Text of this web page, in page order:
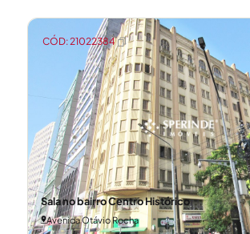
Sala no bairro Centro Histórico
Avenida Otávio Rocha
CÓD: 21022384